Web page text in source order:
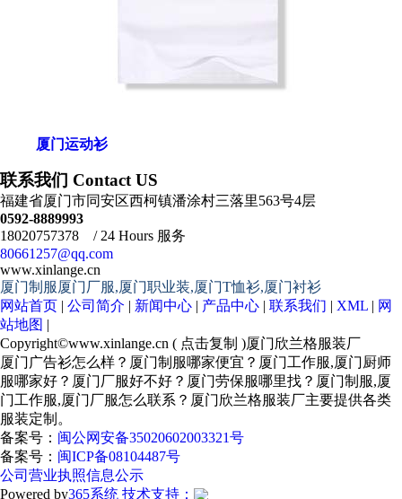
厦门运动衫
联系我们 Contact US
福建省厦门市同安区西柯镇潘涂村三落里563号4层
0592-8889993
18020757378 / 24 Hours 服务
80661257@qq.com
www.xinlange.cn
厦门制服厦门厂服,厦门职业装,厦门T恤衫,厦门衬衫
网站首页 | 公司简介 | 新闻中心 | 产品中心 | 联系我们 | XML | 网
站地图 |
Copyright©www.xinlange.cn ( 点击复制 )厦门欣兰格服装厂
厦门广告衫怎么样？厦门制服哪家便宜？厦门工作服,厦门厨师
服哪家好？厦门厂服好不好？厦门劳保服哪里找？厦门制服,厦
门工作服,厦门厂服怎么联系？厦门欣兰格服装厂主要提供各类
服装定制。
备案号： 闽公网安备35020602003321号
备案号： 闽ICP备08104487号
公司营业执照信息公示
Powered by365系统 技术支持：